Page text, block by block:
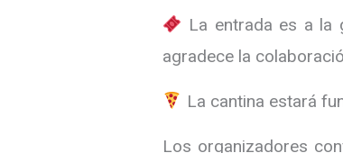
La entrada es a la
agradece la
La cantina estará
Los organizadores